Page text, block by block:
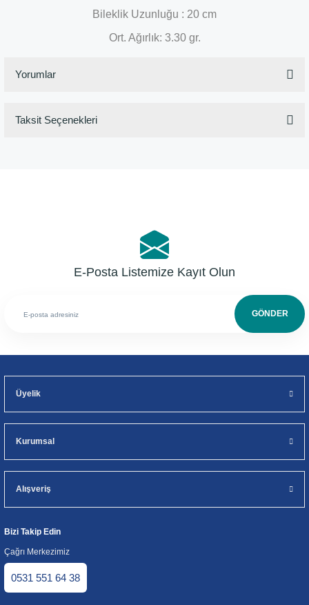
Bileklik Uzunluğu : 20 cm
Ort. Ağırlık: 3.30 gr.
Yorumlar
Taksit Seçenekleri
E-Posta Listemize Kayıt Olun
GÖNDER
Üyelik
Kurumsal
Alışveriş
Bizi Takip Edin
Çağrı Merkezimiz
0531 551 64 38